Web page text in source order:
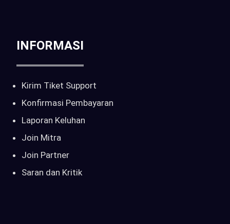
INFORMASI
Kirim Tiket Support
Konfirmasi Pembayaran
Laporan Keluhan
Join Mitra
Join Partner
Saran dan Kritik